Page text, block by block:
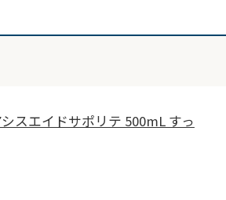
スエイドサポリテ 500mL すっ